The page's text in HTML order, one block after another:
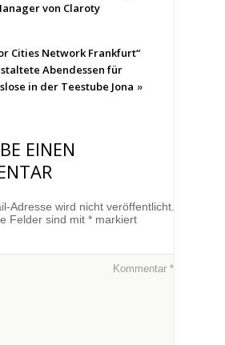
von Claroty
Cities Network Frankfurt“
Abendessen für
in der Teestube Jona »
EINEN
Adresse wird nicht veröffentlicht.
Felder sind mit * markiert
Kommentar *